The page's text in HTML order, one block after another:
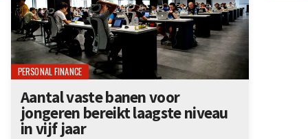
PERSONAL FINANCE
Aantal vaste banen voor
jongeren bereikt laagste niveau
in vijf jaar